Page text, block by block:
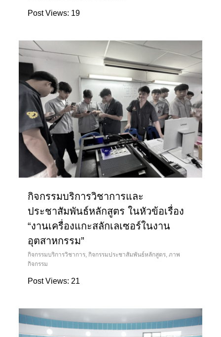
Post Views: 19
กิจกรรมบริการวิชาการและ
ประชาสัมพันธ์หลักสูตร ในหัวข้อเรื่อง
“งานเครื่องแกะสลักเลเซอร์ในงาน
อุตสาหกรรม”
กิจกรรมบริการวิชาการ,กิจกรรมประชาสัมพันธ์หลักสูตร,ภาพ
กิจกรรม
Post Views: 21